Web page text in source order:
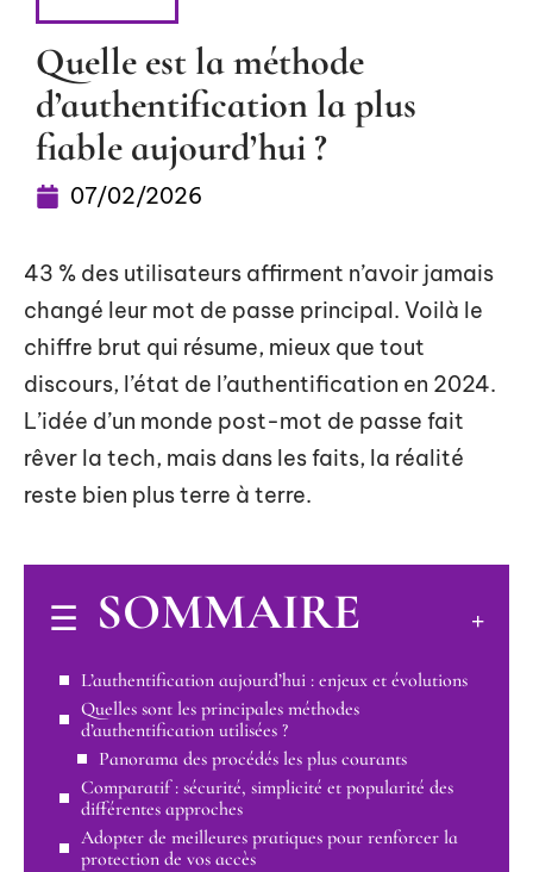
Quelle est la méthode
d’authentification la plus
fiable aujourd’hui ?
07/02/2026
43 % des utilisateurs affirment n’avoir jamais
changé leur mot de passe principal. Voilà le
chiffre brut qui résume, mieux que tout
discours, l’état de l’authentification en 2024.
L’idée d’un monde post-mot de passe fait
rêver la tech, mais dans les faits, la réalité
reste bien plus terre à terre.
SOMMAIRE
L’authentification aujourd’hui : enjeux et évolutions
Quelles sont les principales méthodes
d’authentification utilisées ?
Panorama des procédés les plus courants
Comparatif : sécurité, simplicité et popularité des
différentes approches
Adopter de meilleures pratiques pour renforcer la
protection de vos accès